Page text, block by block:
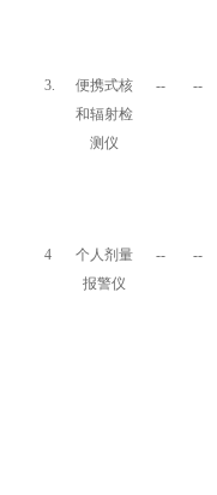
3. 便携式核
和辐射检
测仪
-- --
4 个人剂量
报警仪
-- --